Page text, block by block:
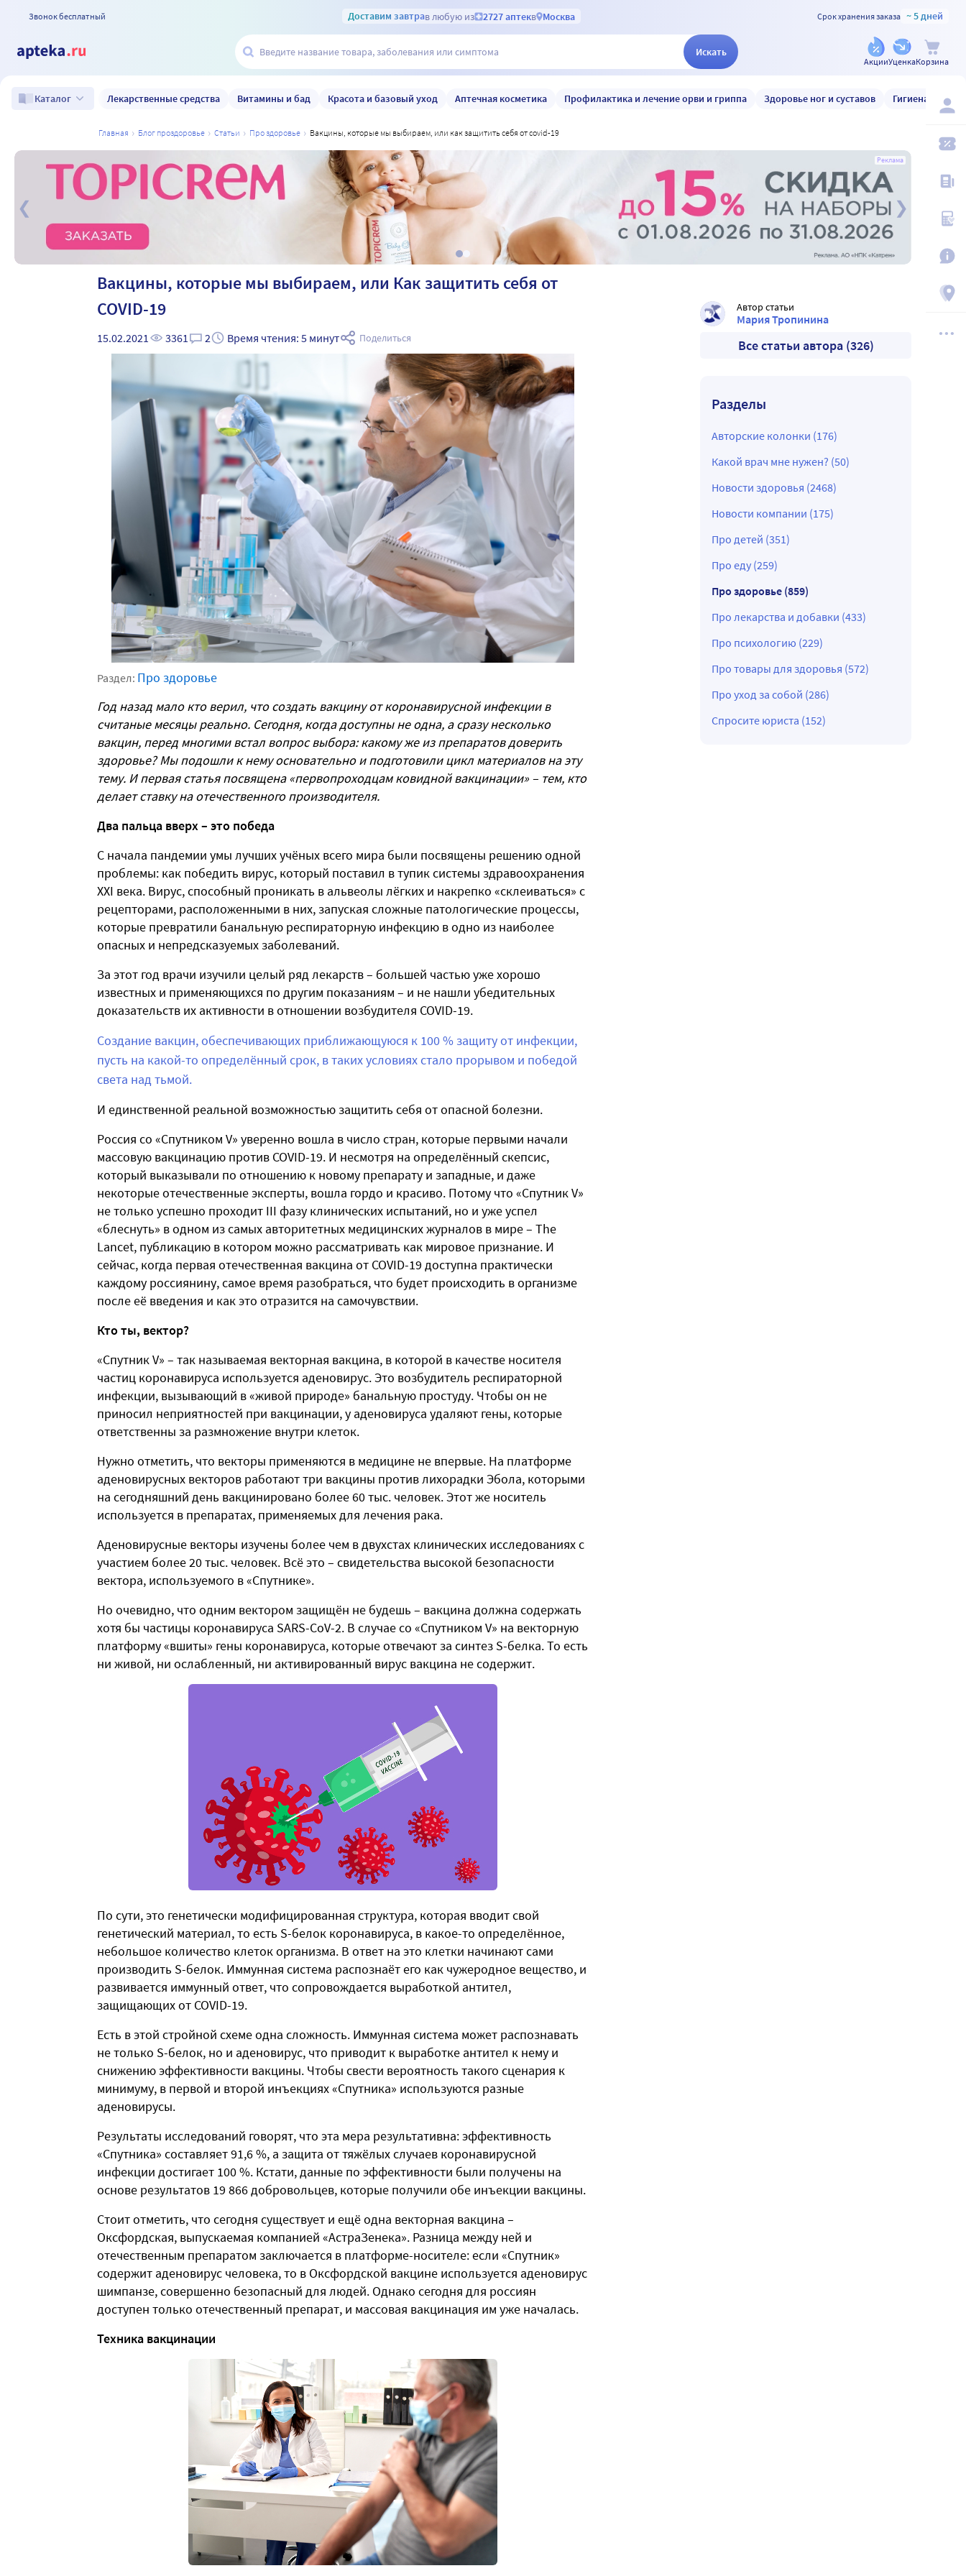
Звонок бесплатный Доставим завтрав любую из 2727 аптекв Москва Срок хранения заказа ~ 5 дней
Искать
АкцииУценкаКорзина
Каталог Лекарственные средства Витамины и бад Красота и базовый уход Аптечная косметика Профилактика и лечение орви и гриппа Здоровье ног и суставов Гигиена и уход
главная блог проздоровье статьи про здоровье вакцины, которые мы выбираем, или как защитить себя от covid-19
Реклама
Вакцины, которые мы выбираем, или Как защитить себя от
COVID-19
15.02.2021 3361 2 Время чтения: 5 минут Поделиться
Раздел: Про здоровье
Год назад мало кто верил, что создать вакцину от коронавирусной инфекции в
считаные месяцы реально. Сегодня, когда доступны не одна, а сразу несколько
вакцин, перед многими встал вопрос выбора: какому же из препаратов доверить
здоровье? Мы подошли к нему основательно и подготовили цикл материалов на эту
тему. И первая статья посвящена «первопроходцам ковидной вакцинации» – тем, кто
делает ставку на отечественного производителя.
Два пальца вверх – это победа
С начала пандемии умы лучших учёных всего мира были посвящены решению одной
проблемы: как победить вирус, который поставил в тупик системы здравоохранения
XXI века. Вирус, способный проникать в альвеолы лёгких и накрепко «склеиваться» с
рецепторами, расположенными в них, запуская сложные патологические процессы,
которые превратили банальную респираторную инфекцию в одно из наиболее
опасных и непредсказуемых заболеваний.
За этот год врачи изучили целый ряд лекарств – большей частью уже хорошо
известных и применяющихся по другим показаниям – и не нашли убедительных
доказательств их активности в отношении возбудителя COVID-19.
Создание вакцин, обеспечивающих приближающуюся к 100 % защиту от инфекции,
пусть на какой-то определённый срок, в таких условиях стало прорывом и победой
света над тьмой.
И единственной реальной возможностью защитить себя от опасной болезни.
Россия со «Спутником V» уверенно вошла в число стран, которые первыми начали
массовую вакцинацию против COVID-19. И несмотря на определённый скепсис,
который выказывали по отношению к новому препарату и западные, и даже
некоторые отечественные эксперты, вошла гордо и красиво. Потому что «Спутник V»
не только успешно проходит III фазу клинических испытаний, но и уже успел
«блеснуть» в одном из самых авторитетных медицинских журналов в мире – The
Lancet, публикацию в котором можно рассматривать как мировое признание. И
сейчас, когда первая отечественная вакцина от COVID-19 доступна практически
каждому россиянину, самое время разобраться, что будет происходить в организме
после её введения и как это отразится на самочувствии.
Кто ты, вектор?
«Спутник V» – так называемая векторная вакцина, в которой в качестве носителя
частиц коронавируса используется аденовирус. Это возбудитель респираторной
инфекции, вызывающий в «живой природе» банальную простуду. Чтобы он не
приносил неприятностей при вакцинации, у аденовируса удаляют гены, которые
ответственны за размножение внутри клеток.
Нужно отметить, что векторы применяются в медицине не впервые. На платформе
аденовирусных векторов работают три вакцины против лихорадки Эбола, которыми
на сегодняшний день вакцинировано более 60 тыс. человек. Этот же носитель
используется в препаратах, применяемых для лечения рака.
Аденовирусные векторы изучены более чем в двухстах клинических исследованиях с
участием более 20 тыс. человек. Всё это – свидетельства высокой безопасности
вектора, используемого в «Спутнике».
Но очевидно, что одним вектором защищён не будешь – вакцина должна содержать
хотя бы частицы коронавируса SARS-CoV-2. В случае со «Спутником V» на векторную
платформу «вшиты» гены коронавируса, которые отвечают за синтез S-белка. То есть
ни живой, ни ослабленный, ни активированный вирус вакцина не содержит.
По сути, это генетически модифицированная структура, которая вводит свой
генетический материал, то есть S-белок коронавируса, в какое-то определённое,
небольшое количество клеток организма. В ответ на это клетки начинают сами
производить S-белок. Иммунная система распознаёт его как чужеродное вещество, и
развивается иммунный ответ, что сопровождается выработкой антител,
защищающих от COVID-19.
Есть в этой стройной схеме одна сложность. Иммунная система может распознавать
не только S-белок, но и аденовирус, что приводит к выработке антител к нему и
снижению эффективности вакцины. Чтобы свести вероятность такого сценария к
минимуму, в первой и второй инъекциях «Спутника» используются разные
аденовирусы.
Результаты исследований говорят, что эта мера результативна: эффективность
«Спутника» составляет 91,6 %, а защита от тяжёлых случаев коронавирусной
инфекции достигает 100 %. Кстати, данные по эффективности были получены на
основе результатов 19 866 добровольцев, которые получили обе инъекции вакцины.
Стоит отметить, что сегодня существует и ещё одна векторная вакцина –
Оксфордская, выпускаемая компанией «АстраЗенека». Разница между ней и
отечественным препаратом заключается в платформе-носителе: если «Спутник»
содержит аденовирус человека, то в Оксфордской вакцине используется аденовирус
шимпанзе, совершенно безопасный для людей. Однако сегодня для россиян
доступен только отечественный препарат, и массовая вакцинация им уже началась.
Техника вакцинации
Автор статьи
Мария Тропинина
Все статьи автора (326)
Разделы
Авторские колонки (176)
Какой врач мне нужен? (50)
Новости здоровья (2468)
Новости компании (175)
Про детей (351)
Про еду (259)
Про здоровье (859)
Про лекарства и добавки (433)
Про психологию (229)
Про товары для здоровья (572)
Про уход за собой (286)
Спросите юриста (152)